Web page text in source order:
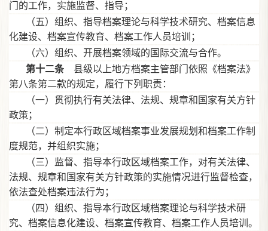
门的工作，实施监督、指导；
（五）组织、指导档案理论与科学技术研究、档案信息
化建设、档案宣传教育、档案工作人员培训；
（六）组织、开展档案领域的国际交流与合作。
第十二条 县级以上地方档案主管部门依照《档案法》
第八条第二款的规定，履行下列职责：
（一）贯彻执行有关法律、法规、规章和国家有关方针
政策；
（二）制定本行政区域档案事业发展规划和档案工作制
度规范，并组织实施；
（三）监督、指导本行政区域档案工作，对有关法律、
法规、规章和国家有关方针政策的实施情况进行监督检查，
依法查处档案违法行为；
（四）组织、指导本行政区域档案理论与科学技术研
究、档案信息化建设、档案宣传教育、档案工作人员培训。